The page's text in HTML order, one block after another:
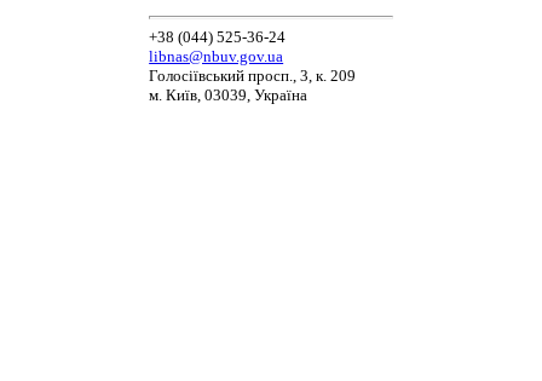
+38 (044) 525-36-24
libnas@nbuv.gov.ua
Голосіївський просп., 3, к. 209
м. Київ, 03039, Україна